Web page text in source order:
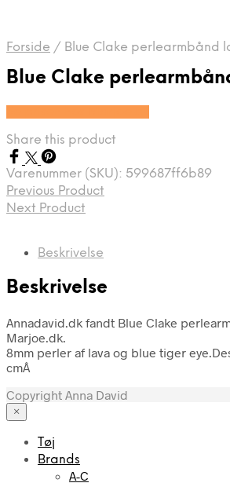
Forside / Blue Clake perlearmbånd
Blue Clake
Share this product
Varenummer (SKU): 599687ff6b89
Previous Product
Next Product
Beskrivelse
Beskrivelse
Annadavid.dk fandt Blue Clake
Marjoe.dk.
8mm perler af lava og blue tiger
cmÂ
Copyright Anna David
×
Tøj
Brands
A-C